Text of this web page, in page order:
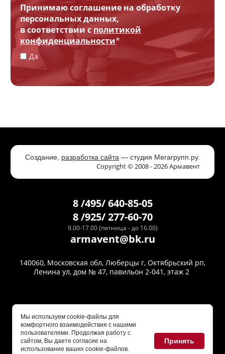
Принимаю соглашение на обработку
персональных данных,
в соответствии с политикой
конфиденциальности*
Да
Создание, разработка сайта — студия Мегагрупп.ру.
Copyright © 2008 - 2026 Армавент
8 /495/ 640-85-05
8 /925/ 277-60-70
9.00-17.00 (пятница - до 16.00)
armavent@bk.ru
140060, Московская обл, Люберцы г, Октябрьский рп,
Ленина ул, дом № 47, павильон 2-041, этаж 2
Политика конфиденциальности
Мы используем cookie-файлы для
комфортного взаимодействия с нашими
пользователями. Продолжая работу с
сайтом, Вы даете согласие на
использование ваших cookie-файлов.
Принять